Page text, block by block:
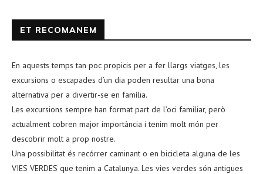
ET RECOMANEM
En aquests temps tan poc propicis per a fer llargs viatges, les
excursions o escapades d’un dia poden resultar una bona
alternativa per a divertir-se en família.
Les excursions sempre han format part de l’oci familiar, però
actualment cobren major importància i tenim molt món per
descobrir molt a prop nostre.
Una possibilitat és recórrer caminant o en bicicleta alguna de les
VIES VERDES que tenim a Catalunya. Les vies verdes són antigues